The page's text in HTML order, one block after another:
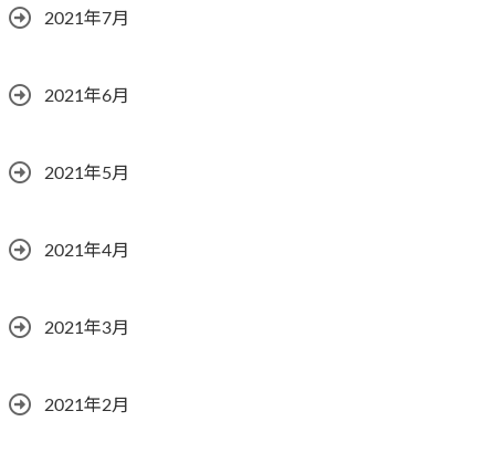
2021年7月
2021年6月
2021年5月
2021年4月
2021年3月
2021年2月